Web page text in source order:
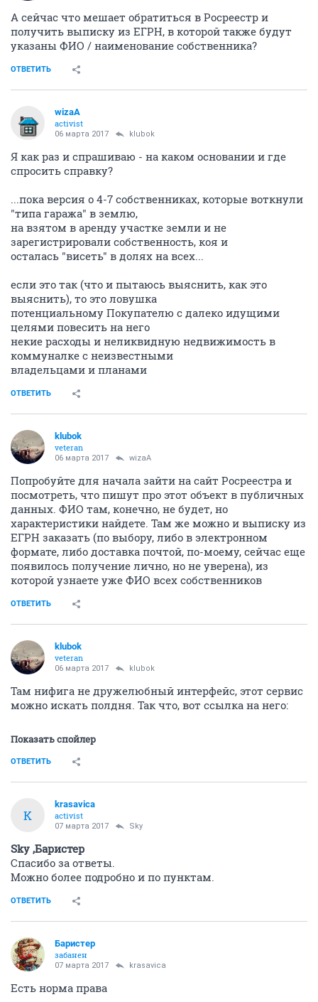
А сейчас что мешает обратиться в Росреестр и
получить выписку из ЕГРН, в которой также будут
указаны ФИО / наименование собственника?
ОТВЕТИТЬ
wizaA
activist
06 марта 2017 klubok
Я как раз и спрашиваю - на каком основании и где
спросить справку?
...пока версия о 4-7 собственниках, которые воткнули
"типа гаража" в землю,
на взятом в аренду участке земли и не
зарегистрировали собственность, коя и
осталась "висеть" в долях на всех...
если это так (что и пытаюсь выяснить, как это
выяснить), то это ловушка
потенциальному Покупателю с далеко идущими
целями повесить на него
некие расходы и неликвидную недвижимость в
коммуналке с неизвестными
владельцами и планами
ОТВЕТИТЬ
klubok
veteran
06 марта 2017 wizaA
Попробуйте для начала зайти на сайт Росреестра и
посмотреть, что пишут про этот объект в публичных
данных. ФИО там, конечно, не будет, но
характеристики найдете. Там же можно и выписку из
ЕГРН заказать (по выбору, либо в электронном
формате, либо доставка почтой, по-моему, сейчас еще
появилось получение лично, но не уверена), из
которой узнаете уже ФИО всех собственников
ОТВЕТИТЬ
klubok
veteran
06 марта 2017 klubok
Там нифига не дружелюбный интерфейс, этот сервис
можно искать полдня. Так что, вот ссылка на него:
Показать спойлер
ОТВЕТИТЬ
K
krasavica
activist
07 марта 2017 Sky
Sky ,Баристер
Спасибо за ответы.
Можно более подробно и по пунктам.
ОТВЕТИТЬ
Баристер
забанен
07 марта 2017 krasavica
Есть норма права